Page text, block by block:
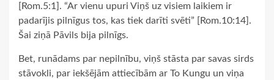
[Rom.5:1]. “Ar vienu upuri Viņš uz visiem laikiem ir
padarījis pilnīgus tos, kas tiek darīti svēti” [Rom.10:14].
Šai ziņā Pāvils bija pilnīgs.
Bet, runādams par nepilnību, viņš stāsta par savas sirds
stāvokli, par iekšējām attiecībām ar To Kungu un viņa